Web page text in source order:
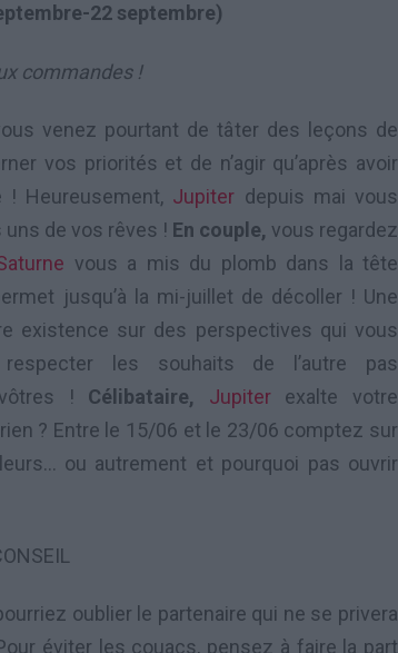
22 septembre)
commandes !
venez pourtant de tâter des leçons de
vos priorités et de n’agir qu’après avoir
Heureusement, Jupiter depuis mai vous
de vos rêves ! En couple, vous regardez
vous a mis du plomb dans la tête
jusqu’à la mi-juillet de décoller ! Une
existence sur des perspectives qui vous
les souhaits de l’autre pas
! Célibataire, Jupiterexalte votre
? Entre le 15/06 et le 23/06 comptez sur
ou autrement et pourquoi pas ouvrir
oublier le partenaire qui ne se privera
éviter les couacs, pensez à faire la part